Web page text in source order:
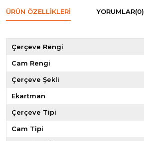
ÜRÜN ÖZELLIKLERI YORUMLAR(0)
Çerçeve Rengi
Cam Rengi
Çerçeve Şekli
Ekartman
Çerçeve Tipi
Cam Tipi